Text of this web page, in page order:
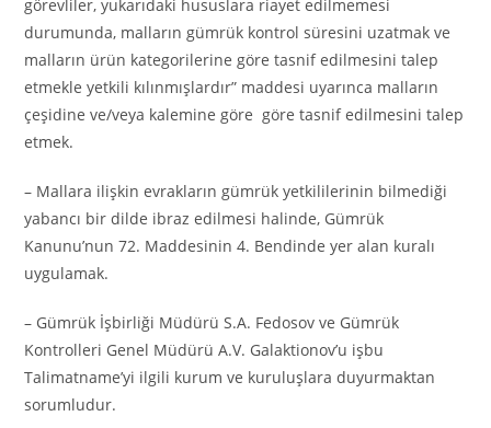
görevliler, yukarıdaki hususlara riayet edilmemesi
durumunda, malların gümrük kontrol süresini uzatmak ve
malların ürün kategorilerine göre tasnif edilmesini talep
etmekle yetkili kılınmışlardır” maddesi uyarınca malların
çeşidine ve/veya kalemine göre göre tasnif edilmesini talep
etmek.
– Mallara ilişkin evrakların gümrük yetkililerinin bilmediği
yabancı bir dilde ibraz edilmesi halinde, Gümrük
Kanunu’nun 72. Maddesinin 4. Bendinde yer alan kuralı
uygulamak.
– Gümrük İşbirliği Müdürü S.A. Fedosov ve Gümrük
Kontrolleri Genel Müdürü A.V. Galaktionov’u işbu
Talimatname’yi ilgili kurum ve kuruluşlara duyurmaktan
sorumludur.